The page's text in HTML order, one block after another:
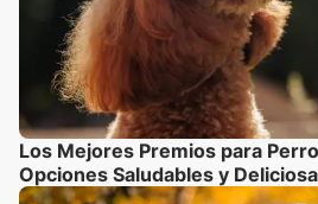
Los Mejores Premios para
Opciones Saludables y